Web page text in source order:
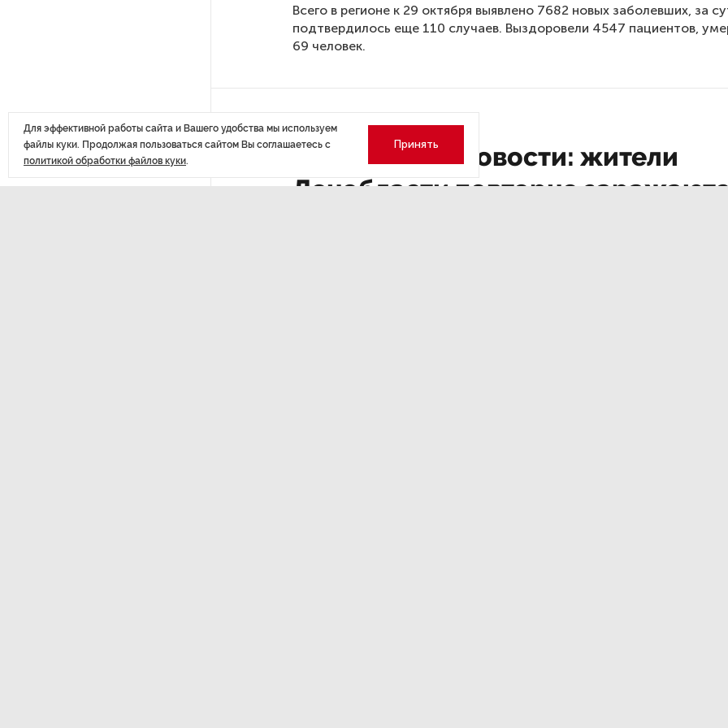
В Госдуме рассказали, что
ждет Европу при ядерной
Всего в регионе к 29 октября выявлено 7682 новых заболевших, за
подтвердилось еще 110 случаев. Выздоровели 4547 пациентов,
69 человек.
ДАЛЕЕ
Неприятные новости: жители
Ленобласти повторно
Для эффективной работы сайта и Вашего удобства мы используем
файлы куки. Продолжая пользоваться сайтом Вы соглашаетесь с
политикой обработки файлов куки.
Принять